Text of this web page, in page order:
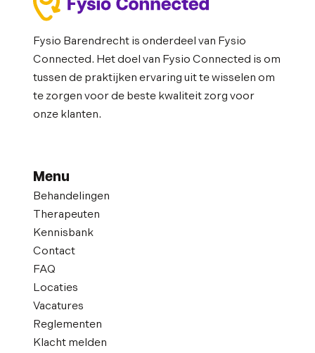
Fysio Barendrecht is onderdeel van Fysio
Connected. Het doel van Fysio Connected is om
tussen de praktijken ervaring uit te wisselen om
te zorgen voor de beste kwaliteit zorg voor
onze klanten.
Menu
Behandelingen
Therapeuten
Kennisbank
Contact
FAQ
Locaties
Vacatures
Reglementen
Klacht melden